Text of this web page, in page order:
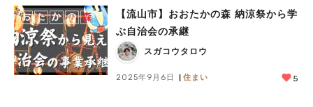
【流山市】おおたかの森 納涼祭から学
ぶ自治会の承継
スガコウタロウ
2025年9月6日 住まい 5